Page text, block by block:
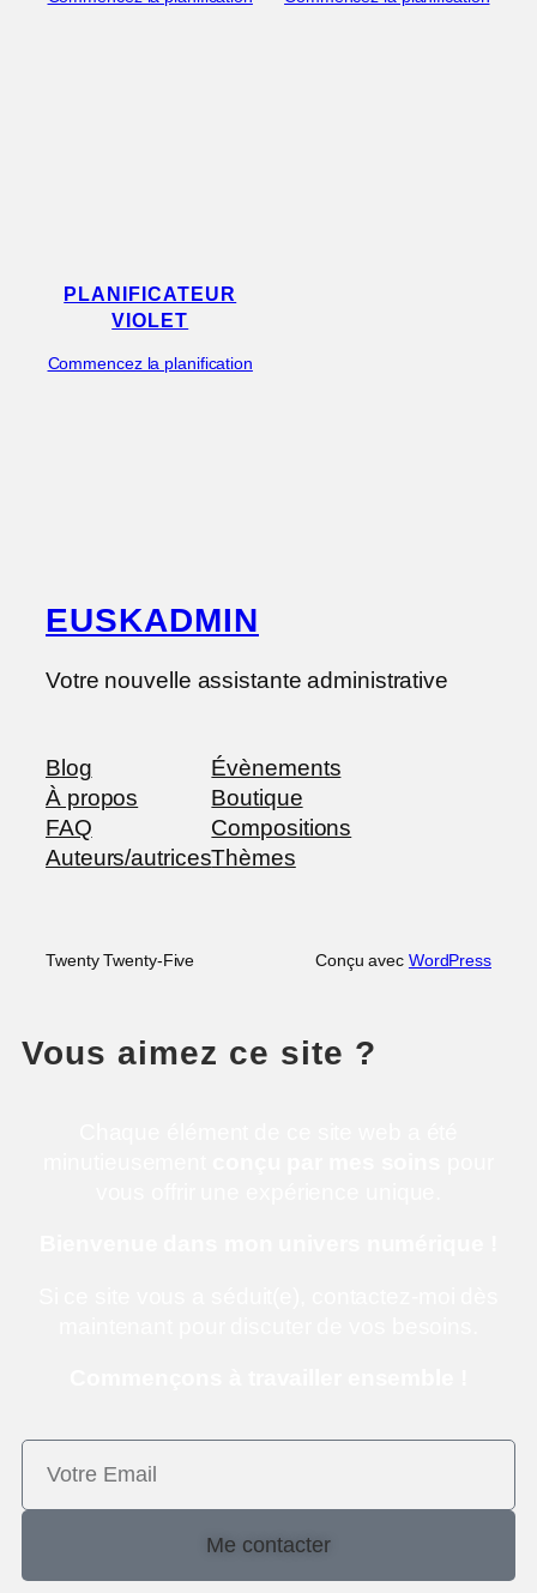
PLANIFICATEUR
VIOLET
Commencez la planification
EUSKADMIN
Votre nouvelle assistante administrative
Blog
À propos
FAQ
Auteurs/autrices
Évènements
Boutique
Compositions
Thèmes
Twenty Twenty-Five Conçu avec WordPress
Vous aimez ce site ?
Me contacter